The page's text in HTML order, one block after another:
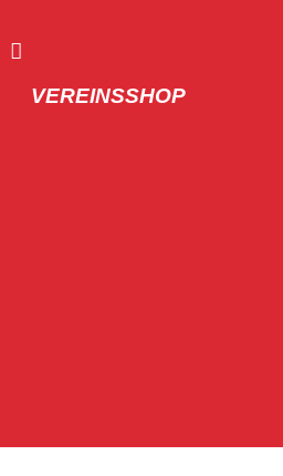
VEREINSSHOP